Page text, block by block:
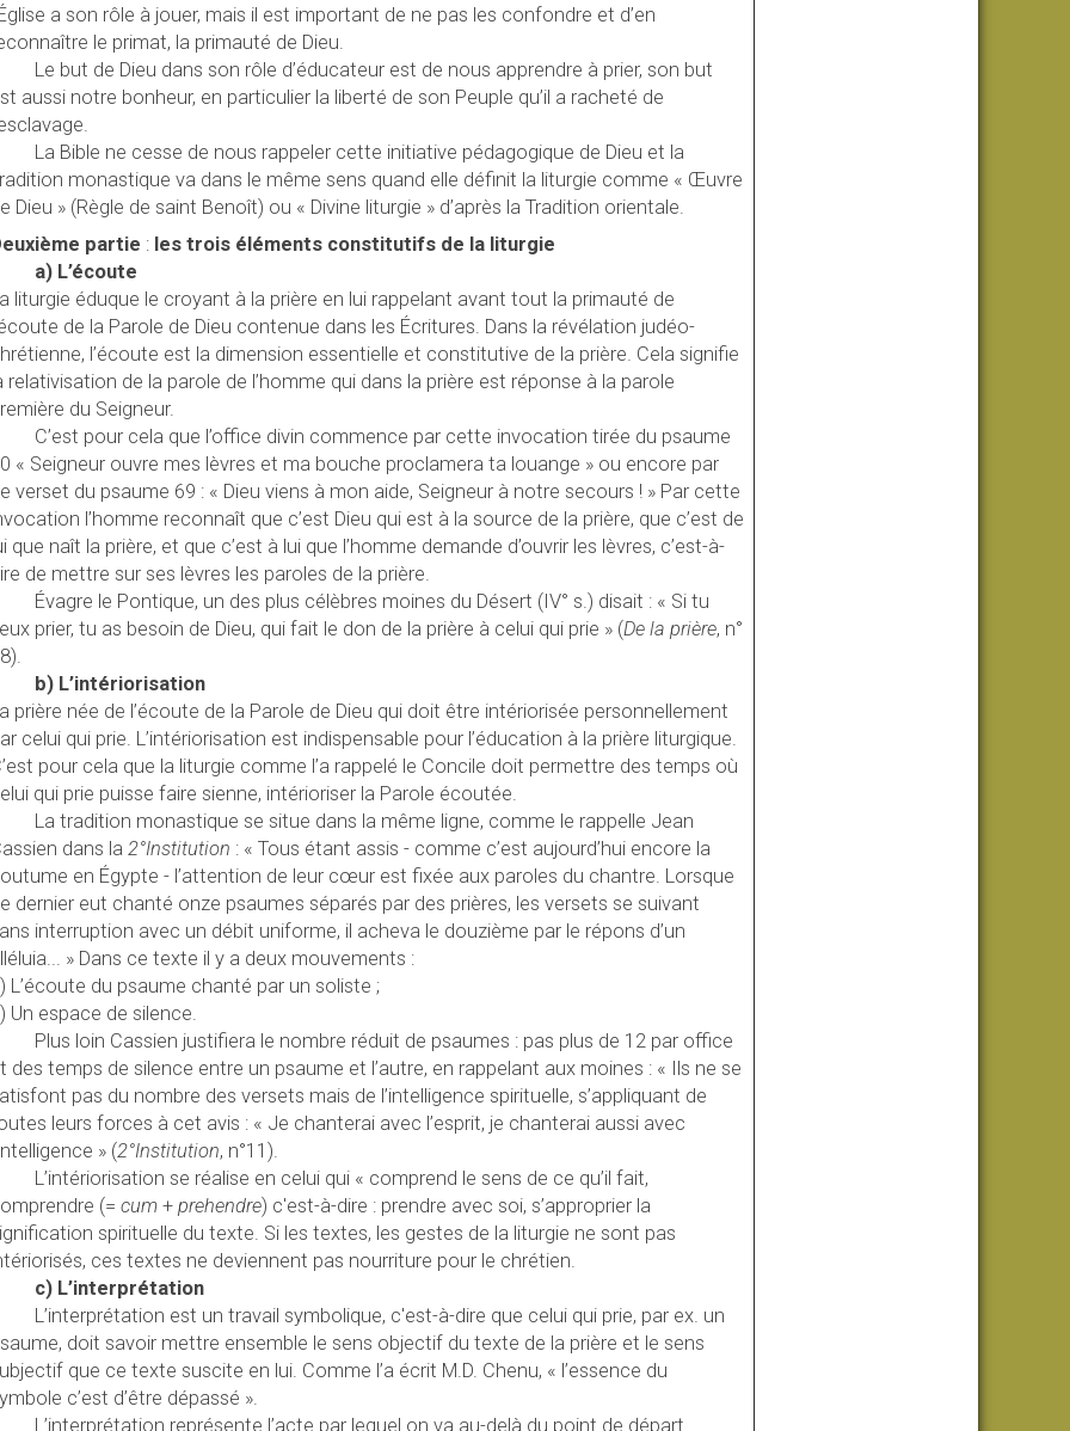
a son rôle à jouer, mais il est important de ne pas les confondre et d’en
le primat, la primauté de Dieu.
Le but de Dieu dans son rôle d’éducateur est de nous apprendre à prier, son but
aussi notre bonheur, en particulier la liberté de son Peuple qu’il a racheté de
La Bible ne cesse de nous rappeler cette initiative pédagogique de Dieu et la
monastique va dans le même sens quand elle définit la liturgie comme « Œuvre
Dieu » (Règle de saint Benoît) ou « Divine liturgie » d’après la Tradition orientale.
partie : les trois éléments constitutifs de la liturgie
a) L’écoute
liturgie éduque le croyant à la prière en lui rappelant avant tout la primauté de
de la Parole de Dieu contenue dans les Écritures. Dans la révélation judéo-
l’écoute est la dimension essentielle et constitutive de la prière. Cela signifie
relativisation de la parole de l’homme qui dans la prière est réponse à la parole
du Seigneur.
C’est pour cela que l’office divin commence par cette invocation tirée du psaume
« Seigneur ouvre mes lèvres et ma bouche proclamera ta louange » ou encore par
verset du psaume 69 : « Dieu viens à mon aide, Seigneur à notre secours ! » Par cette
l’homme reconnaît que c’est Dieu qui est à la source de la prière, que c’est de
que naît la prière, et que c’est à lui que l’homme demande d’ouvrir les lèvres, c’est-à-
de mettre sur ses lèvres les paroles de la prière.
Évagre le Pontique, un des plus célèbres moines du Désert (IV° s.) disait : « Si tu
prier, tu as besoin de Dieu, qui fait le don de la prière à celui qui prie » (De la prière, n°
b) L’intériorisation
prière née de l’écoute de la Parole de Dieu qui doit être intériorisée personnellement
celui qui prie. L’intériorisation est indispensable pour l’éducation à la prière liturgique.
pour cela que la liturgie comme l’a rappelé le Concile doit permettre des temps où
qui prie puisse faire sienne, intérioriser la Parole écoutée.
La tradition monastique se situe dans la même ligne, comme le rappelle Jean
dans la 2°Institution : « Tous étant assis - comme c’est aujourd’hui encore la
en Égypte - l’attention de leur cœur est fixée aux paroles du chantre. Lorsque
dernier eut chanté onze psaumes séparés par des prières, les versets se suivant
interruption avec un débit uniforme, il acheva le douzième par le répons d’un
» Dans ce texte il y a deux mouvements :
L’écoute du psaume chanté par un soliste ;
Un espace de silence.
Plus loin Cassien justifiera le nombre réduit de psaumes : pas plus de 12 par office
des temps de silence entre un psaume et l’autre, en rappelant aux moines : « Ils ne se
pas du nombre des versets mais de l’intelligence spirituelle, s’appliquant de
leurs forces à cet avis : « Je chanterai avec l’esprit, je chanterai aussi avec
» (2°Institution, n°11).
L’intériorisation se réalise en celui qui « comprend le sens de ce qu’il fait,
(= cum+ prehendre) c'est-à-dire : prendre avec soi, s’approprier la
spirituelle du texte. Si les textes, les gestes de la liturgie ne sont pas
ces textes ne deviennent pas nourriture pour le chrétien.
c) L’interprétation
L’interprétation est un travail symbolique, c'est-à-dire que celui qui prie, par ex. un
doit savoir mettre ensemble le sens objectif du texte de la prière et le sens
que ce texte suscite en lui. Comme l’a écrit M.D. Chenu, « l’essence du
c’est d’être dépassé ».
L’interprétation représente l’acte par lequel on va au-delà du point de départ